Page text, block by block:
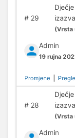
#29
(Vrsta
Admin
19 rujna
Promjene
#28
(Vrsta
Admin